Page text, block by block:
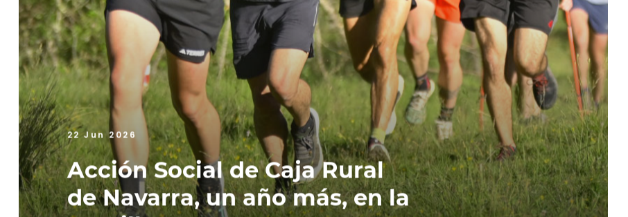
22 Jun 2026
Acción Social de Caja Rural
de Navarra, un año más, en la